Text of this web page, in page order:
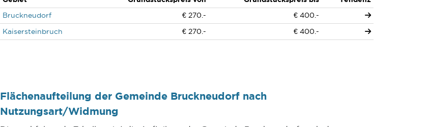
Bruckneudorf
€ 270.-
€ 400.-
Kaisersteinbruch
€ 270.- € 400.-
Flächenaufteilung der Gemeinde Bruckneudorf nach
Nutzungsart/Widmung